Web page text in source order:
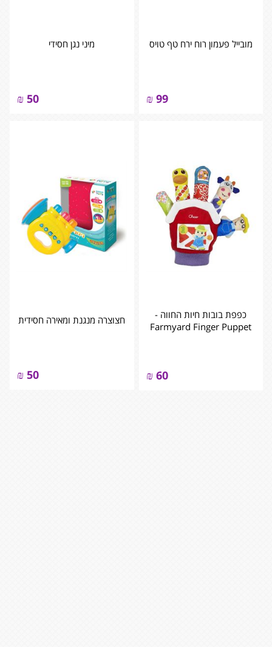
מובייל פעמון רוח ירח טף טויס
99
₪
מיני נגן חסידי
50
₪
כפפת בובות חיות החווה -
Farmyard Finger Puppet
60
₪
חצוצרה מנגנת ומאירה חסידית
50
₪